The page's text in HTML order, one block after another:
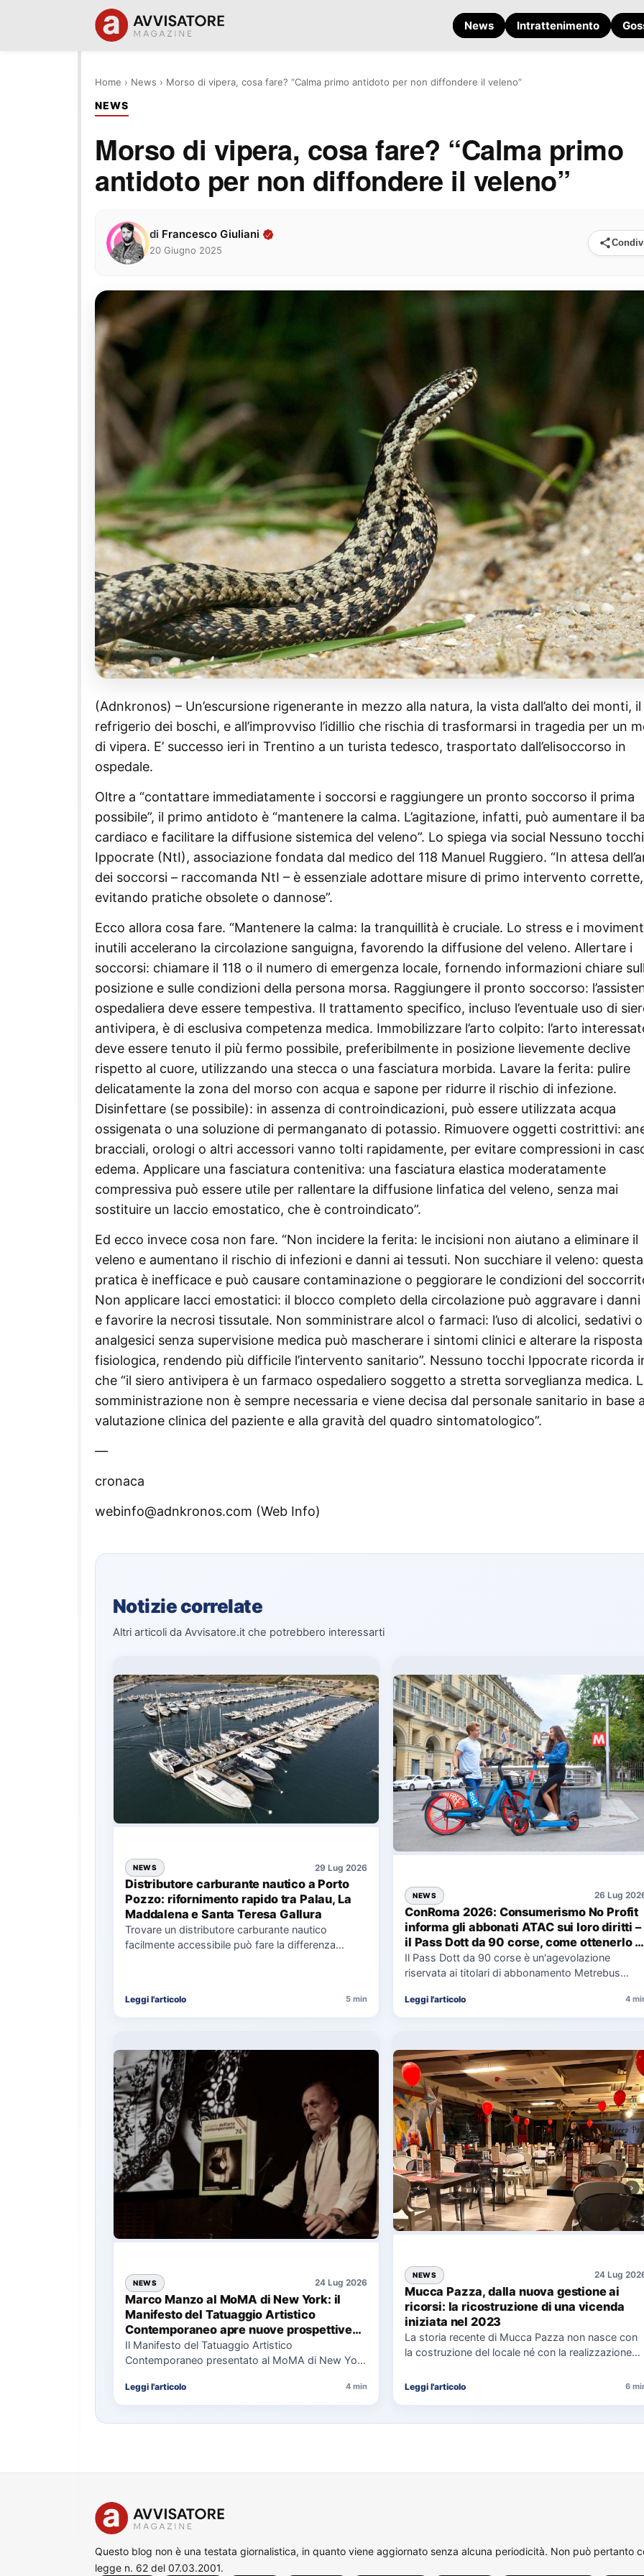
News Intrattenimento
Home › News › Morso di vipera, cosa fare? “Calma primo antidoto per non diffondere il veleno”
NEWS
Morso di vipera, cosa fare? “Calma primo
antidoto per non diffondere il veleno”
di Francesco Giuliani
20 Giugno 2025
(Adnkronos) – Un’escursione rigenerante in mezzo alla natura, la vista dall’alto dei monti, il
refrigerio dei boschi, e all’improvviso l’idillio che rischia di trasformarsi in tragedia per un
di vipera. E’ successo ieri in Trentino a un turista tedesco, trasportato dall’elisoccorso in
ospedale.
Oltre a “contattare immediatamente i soccorsi e raggiungere un pronto soccorso il prima
possibile”, il primo antidoto è “mantenere la calma. L’agitazione, infatti, può aumentare il
cardiaco e facilitare la diffusione sistemica del veleno”. Lo spiega via social Nessuno tocchi
Ippocrate (NtI), associazione fondata dal medico del 118 Manuel Ruggiero. “In attesa
dei soccorsi – raccomanda NtI – è essenziale adottare misure di primo intervento corrette,
evitando pratiche obsolete o dannose”.
Ecco allora cosa fare. “Mantenere la calma: la tranquillità è cruciale. Lo stress e i
inutili accelerano la circolazione sanguigna, favorendo la diffusione del veleno. Allertare i
soccorsi: chiamare il 118 o il numero di emergenza locale, fornendo informazioni chiare
posizione e sulle condizioni della persona morsa. Raggiungere il pronto soccorso:
ospedaliera deve essere tempestiva. Il trattamento specifico, incluso l’eventuale uso di
antivipera, è di esclusiva competenza medica. Immobilizzare l’arto colpito: l’arto
deve essere tenuto il più fermo possibile, preferibilmente in posizione lievemente declive
rispetto al cuore, utilizzando una stecca o una fasciatura morbida. Lavare la ferita: pulire
delicatamente la zona del morso con acqua e sapone per ridurre il rischio di infezione.
Disinfettare (se possibile): in assenza di controindicazioni, può essere utilizzata acqua
ossigenata o una soluzione di permanganato di potassio. Rimuovere oggetti costrittivi:
bracciali, orologi o altri accessori vanno tolti rapidamente, per evitare compressioni in
edema. Applicare una fasciatura contenitiva: una fasciatura elastica moderatamente
compressiva può essere utile per rallentare la diffusione linfatica del veleno, senza mai
sostituire un laccio emostatico, che è controindicato”.
Ed ecco invece cosa non fare. “Non incidere la ferita: le incisioni non aiutano a eliminare il
veleno e aumentano il rischio di infezioni e danni ai tessuti. Non succhiare il veleno: questa
pratica è inefficace e può causare contaminazione o peggiorare le condizioni del
Non applicare lacci emostatici: il blocco completo della circolazione può aggravare i danni
e favorire la necrosi tissutale. Non somministrare alcol o farmaci: l’uso di alcolici, sedativi o
analgesici senza supervisione medica può mascherare i sintomi clinici e alterare la risposta
fisiologica, rendendo più difficile l’intervento sanitario”. Nessuno tocchi Ippocrate ricorda
che “il siero antivipera è un farmaco ospedaliero soggetto a stretta sorveglianza medica.
somministrazione non è sempre necessaria e viene decisa dal personale sanitario in base
valutazione clinica del paziente e alla gravità del quadro sintomatologico”.
—
cronaca
webinfo@adnkronos.com (Web Info)
Notizie correlate
Altri articoli da Avvisatore.it che potrebbero interessarti
NEWS 29 Lug 2026
Distributore carburante nautico a Porto
Pozzo: rifornimento rapido tra Palau, La
Maddalena e Santa Teresa Gallura
Trovare un distributore carburante nautico
facilmente accessibile può fare la differenza
Leggi l'articolo 5 min
NEWS 26 Lug
ConRoma 2026: Consumerismo No Profit
informa gli abbonati ATAC sui loro diritti –
il Pass Dott da 90 corse, come ottenerlo e
cosa spetta in caso di disservizi
Il Pass Dott da 90 corse è un'agevolazione
riservata ai titolari di abbonamento Metrebus
Leggi l'articolo 4
NEWS 24 Lug 2026
Marco Manzo al MoMA di New York: il
Manifesto del Tatuaggio Artistico
Contemporaneo apre nuove prospettive
per il collezionismo
Il Manifesto del Tatuaggio Artistico
Contemporaneo presentato al MoMA di New York
Leggi l'articolo 4 min
NEWS 24 Lug
Mucca Pazza, dalla nuova gestione ai
ricorsi: la ricostruzione di una vicenda
iniziata nel 2023
La storia recente di Mucca Pazza non nasce con
la costruzione del locale né con la realizzazione
Leggi l'articolo 6
Questo blog non è una testata giornalistica, in quanto viene aggiornato senza alcuna periodicità. Non può pertanto
legge n. 62 del 07.03.2001.